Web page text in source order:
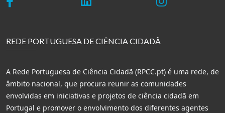
REDE PORTUGUESA DE CIÊNCIA CIDADÃ
A Rede Portuguesa de Ciência Cidadã (RPCC.pt) é uma rede, de
âmbito nacional, que procura reunir as comunidades
envolvidas em iniciativas e projetos de ciência cidadã em
Portugal e promover o envolvimento dos diferentes agentes